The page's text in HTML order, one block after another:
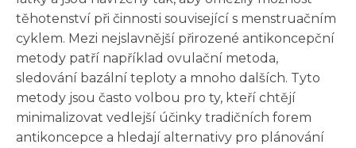
těhotenství při činnosti související s menstruačním
cyklem. Mezi nejslavnější přirozené antikoncepční
metody patří například ovulační metoda,
sledování bazální teploty a mnoho dalších. Tyto
metody jsou často volbou pro ty, kteří chtějí
minimalizovat vedlejší účinky tradičních forem
antikoncepce a hledají alternativy pro plánování